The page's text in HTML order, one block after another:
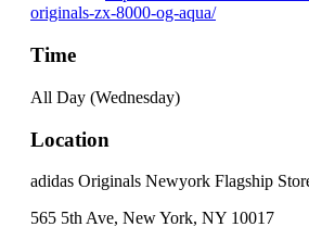
originals-zx-8000-og-aqua/
Time
All Day (Wednesday)
Location
adidas Originals Newyork Flagship
565 5th Ave, New York, NY 10017